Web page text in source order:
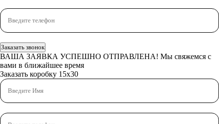
Заказать звонок
ВАША ЗАЯВКА УСПЕШНО ОТПРАВЛЕНА! Мы свяжемся с
вами в ближайшее время
Заказать коробку 15х30